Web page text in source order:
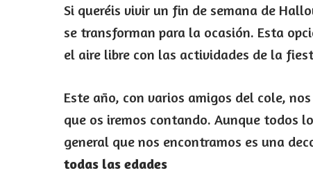
Si queréis vivir un fin de semana de
se transforman para la ocasión. Esta
el aire libre con las actividades de la
Este año, con varios amigos del cole,
que os iremos contando. Aunque todos
general que nos encontramos es una
todas las edades